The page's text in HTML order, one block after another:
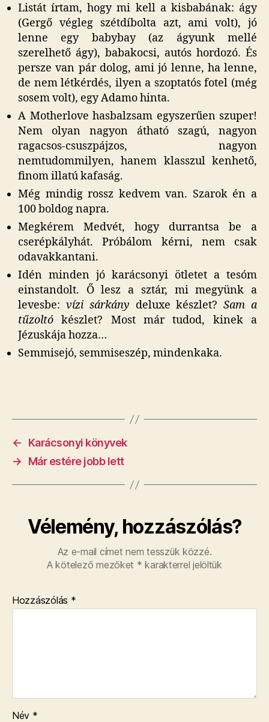
Listát írtam, hogy mi kell a kisbabának: ágy
(Gergő végleg szétdíbolta azt, ami volt), jó
lenne egy babybay (az ágyunk mellé
szerelhető ágy), babakocsi, autós hordozó. És
persze van pár dolog, ami jó lenne, ha lenne,
de nem létkérdés, ilyen a szoptatós fotel (még
sosem volt), egy Adamo hinta.
A Motherlove hasbalzsam egyszerűen szuper!
Nem olyan nagyon átható szagú, nagyon
ragacsos-csuszpájzos, nagyon
nemtudommilyen, hanem klasszul kenhető,
finom illatú kafaság.
Még mindig rossz kedvem van. Szarok én a
100 boldog napra.
Megkérem Medvét, hogy durrantsa be a
cserépkályhát. Próbálom kérni, nem csak
odavakkantani.
Idén minden jó karácsonyi ötletet a tesóm
einstandolt. Ő lesz a sztár, mi megyünk a
levesbe: vízi sárkány deluxe készlet?Sam a
tűzoltó készlet? Most már tudod, kinek a
Jézuskája hozza…
Semmisejó, semmiseszép, mindenkaka.
←
Karácsonyi könyvek
→
Már estére jobb lett
Vélemény, hozzászólás?
Az e-mail címet nem tesszük közzé.
A kötelező mezőket * karakterrel jelöltük
Hozzászólás *
Név *